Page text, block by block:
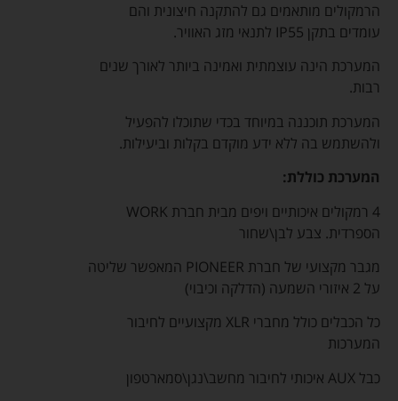
הרמקולים מותאמים גם להתקנה חיצונית והם
עומדים בתקן IP55 לתנאי מזג האוויר.
המערכת הינה עוצמתית ואמינה ביותר לאורך שנים
רבות.
המערכת תוכננה במיוחד בכדי שתוכלו להפעיל
ולהשתמש בה ללא ידע מוקדם בקלות וביעילות.
המערכת כוללת:
4 רמקולים איכותיים ויפים מבית חברת WORK
הספרדית. צבע לבן\שחור
מגבר מקצועי של חברת PIONEER המאפשר שליטה
על 2 איזורי השמעה (הדלקה וכיבוי)
כל הכבלים כולל מחברי XLR מקצועיים לחיבור
המערכות
כבל AUX איכותי לחיבור מחשב\נגן\סמארטפון